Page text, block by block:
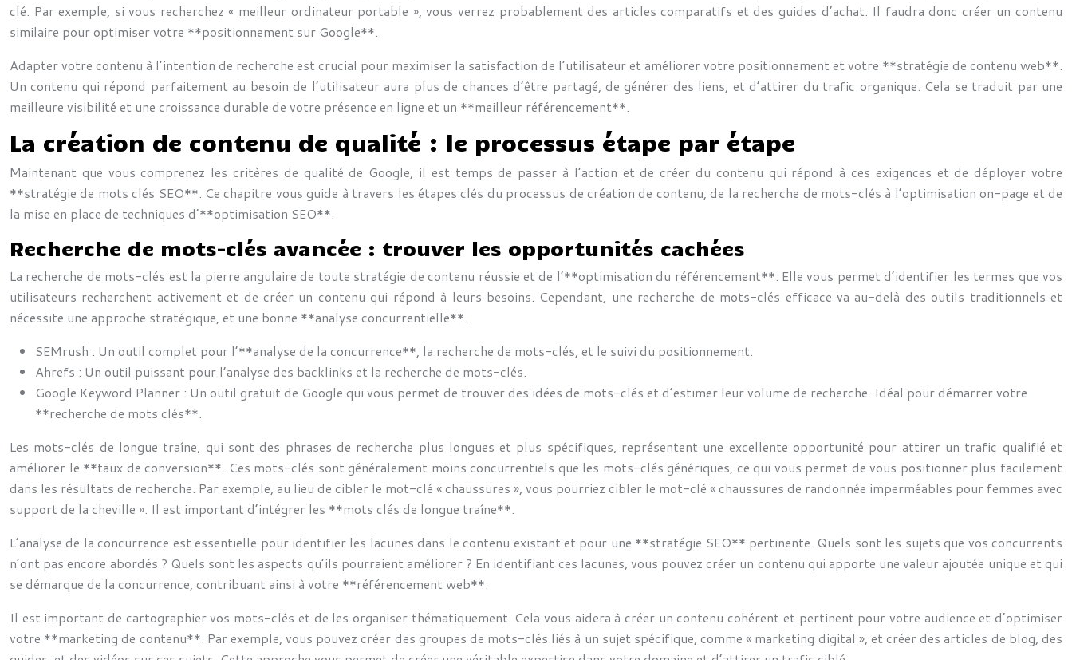
clé. Par exemple, si vous recherchez « meilleur ordinateur portable », vous verrez probablement des articles comparatifs et des guides d’achat. Il faudra donc créer un contenu
similaire pour optimiser votre **positionnement sur Google**.
Adapter votre contenu à l’intention de recherche est crucial pour maximiser la satisfaction de l’utilisateur et améliorer votre positionnement et votre **stratégie de contenu web**.
Un contenu qui répond parfaitement au besoin de l’utilisateur aura plus de chances d’être partagé, de générer des liens, et d’attirer du trafic organique. Cela se traduit par une
meilleure visibilité et une croissance durable de votre présence en ligne et un **meilleur référencement**.
La création de contenu de qualité : le processus étape par étape
Maintenant que vous comprenez les critères de qualité de Google, il est temps de passer à l’action et de créer du contenu qui répond à ces exigences et de déployer votre
**stratégie de mots clés SEO**. Ce chapitre vous guide à travers les étapes clés du processus de création de contenu, de la recherche de mots-clés à l’optimisation on-page et de
la mise en place de techniques d’**optimisation SEO**.
Recherche de mots-clés avancée : trouver les opportunités cachées
La recherche de mots-clés est la pierre angulaire de toute stratégie de contenu réussie et de l’**optimisation du référencement**. Elle vous permet d’identifier les termes que vos
utilisateurs recherchent activement et de créer un contenu qui répond à leurs besoins. Cependant, une recherche de mots-clés efficace va au-delà des outils traditionnels et
nécessite une approche stratégique, et une bonne **analyse concurrentielle**.
SEMrush : Un outil complet pour l’**analyse de la concurrence**, la recherche de mots-clés, et le suivi du positionnement.
Ahrefs : Un outil puissant pour l’analyse des backlinks et la recherche de mots-clés.
Google Keyword Planner : Un outil gratuit de Google qui vous permet de trouver des idées de mots-clés et d’estimer leur volume de recherche. Idéal pour démarrer votre
**recherche de mots clés**.
Les mots-clés de longue traîne, qui sont des phrases de recherche plus longues et plus spécifiques, représentent une excellente opportunité pour attirer un trafic qualifié et
améliorer le **taux de conversion**. Ces mots-clés sont généralement moins concurrentiels que les mots-clés génériques, ce qui vous permet de vous positionner plus facilement
dans les résultats de recherche. Par exemple, au lieu de cibler le mot-clé « chaussures », vous pourriez cibler le mot-clé « chaussures de randonnée imperméables pour femmes avec
support de la cheville ». Il est important d’intégrer les **mots clés de longue traîne**.
L’analyse de la concurrence est essentielle pour identifier les lacunes dans le contenu existant et pour une **stratégie SEO** pertinente. Quels sont les sujets que vos concurrents
n’ont pas encore abordés ? Quels sont les aspects qu’ils pourraient améliorer ? En identifiant ces lacunes, vous pouvez créer un contenu qui apporte une valeur ajoutée unique et qui
se démarque de la concurrence, contribuant ainsi à votre **référencement web**.
Il est important de cartographier vos mots-clés et de les organiser thématiquement. Cela vous aidera à créer un contenu cohérent et pertinent pour votre audience et d’optimiser
votre **marketing de contenu**. Par exemple, vous pouvez créer des groupes de mots-clés liés à un sujet spécifique, comme « marketing digital », et créer des articles de blog, des